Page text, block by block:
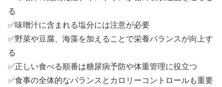
る
✅味噌汁に含まれる塩分には注意が必要
✅野菜や豆腐、海藻を加えることで栄養バランスが向上す
る
✅正しい食べる順番は糖尿病予防や体重管理に役立つ
✅食事の全体的なバランスとカロリーコントロールも重要